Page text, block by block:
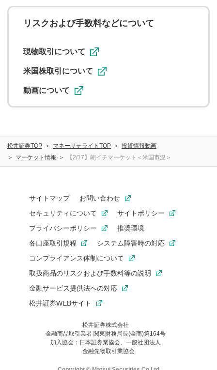
ことを承諾したものとします。また、利用者は、コメント
に関する著作者人格権を行使しないことに同意します。利
用者が投稿したコメントは、当社サービスの広告・宣伝、
ることがあります。
リスクおよび手数料などについて
現物取引について
米国株取引について
動画について
松井証券TOP マネーサテライトTOP
投資情報動画
マーケット情報
【2/17】朝イチマーケット＜米国市況＞
サイトマップ
お問い合わせ
セキュリティについて
サイトポリシー
プライバシーポリシー
推奨環境
各口座取引規程
システム障害時の対応
コンプライアンス体制について
取扱商品のリスクおよび手数料等の説明
金融サービス提供法への対応
松井証券WEBサイト
松井証券株式会社
金融商品取引業者 関東財務局長(金商)第164号
加入協会：日本証券業協会、一般社団法人
金融先物取引業協会
お気に入り機能は松井証券の会員限定の機能です。
お気に入り登録いただくと、後からいつでもお気に入りのコンテ
ンツを一覧でご確認いただけます。
ご利用いただくには口座開設が必要です。